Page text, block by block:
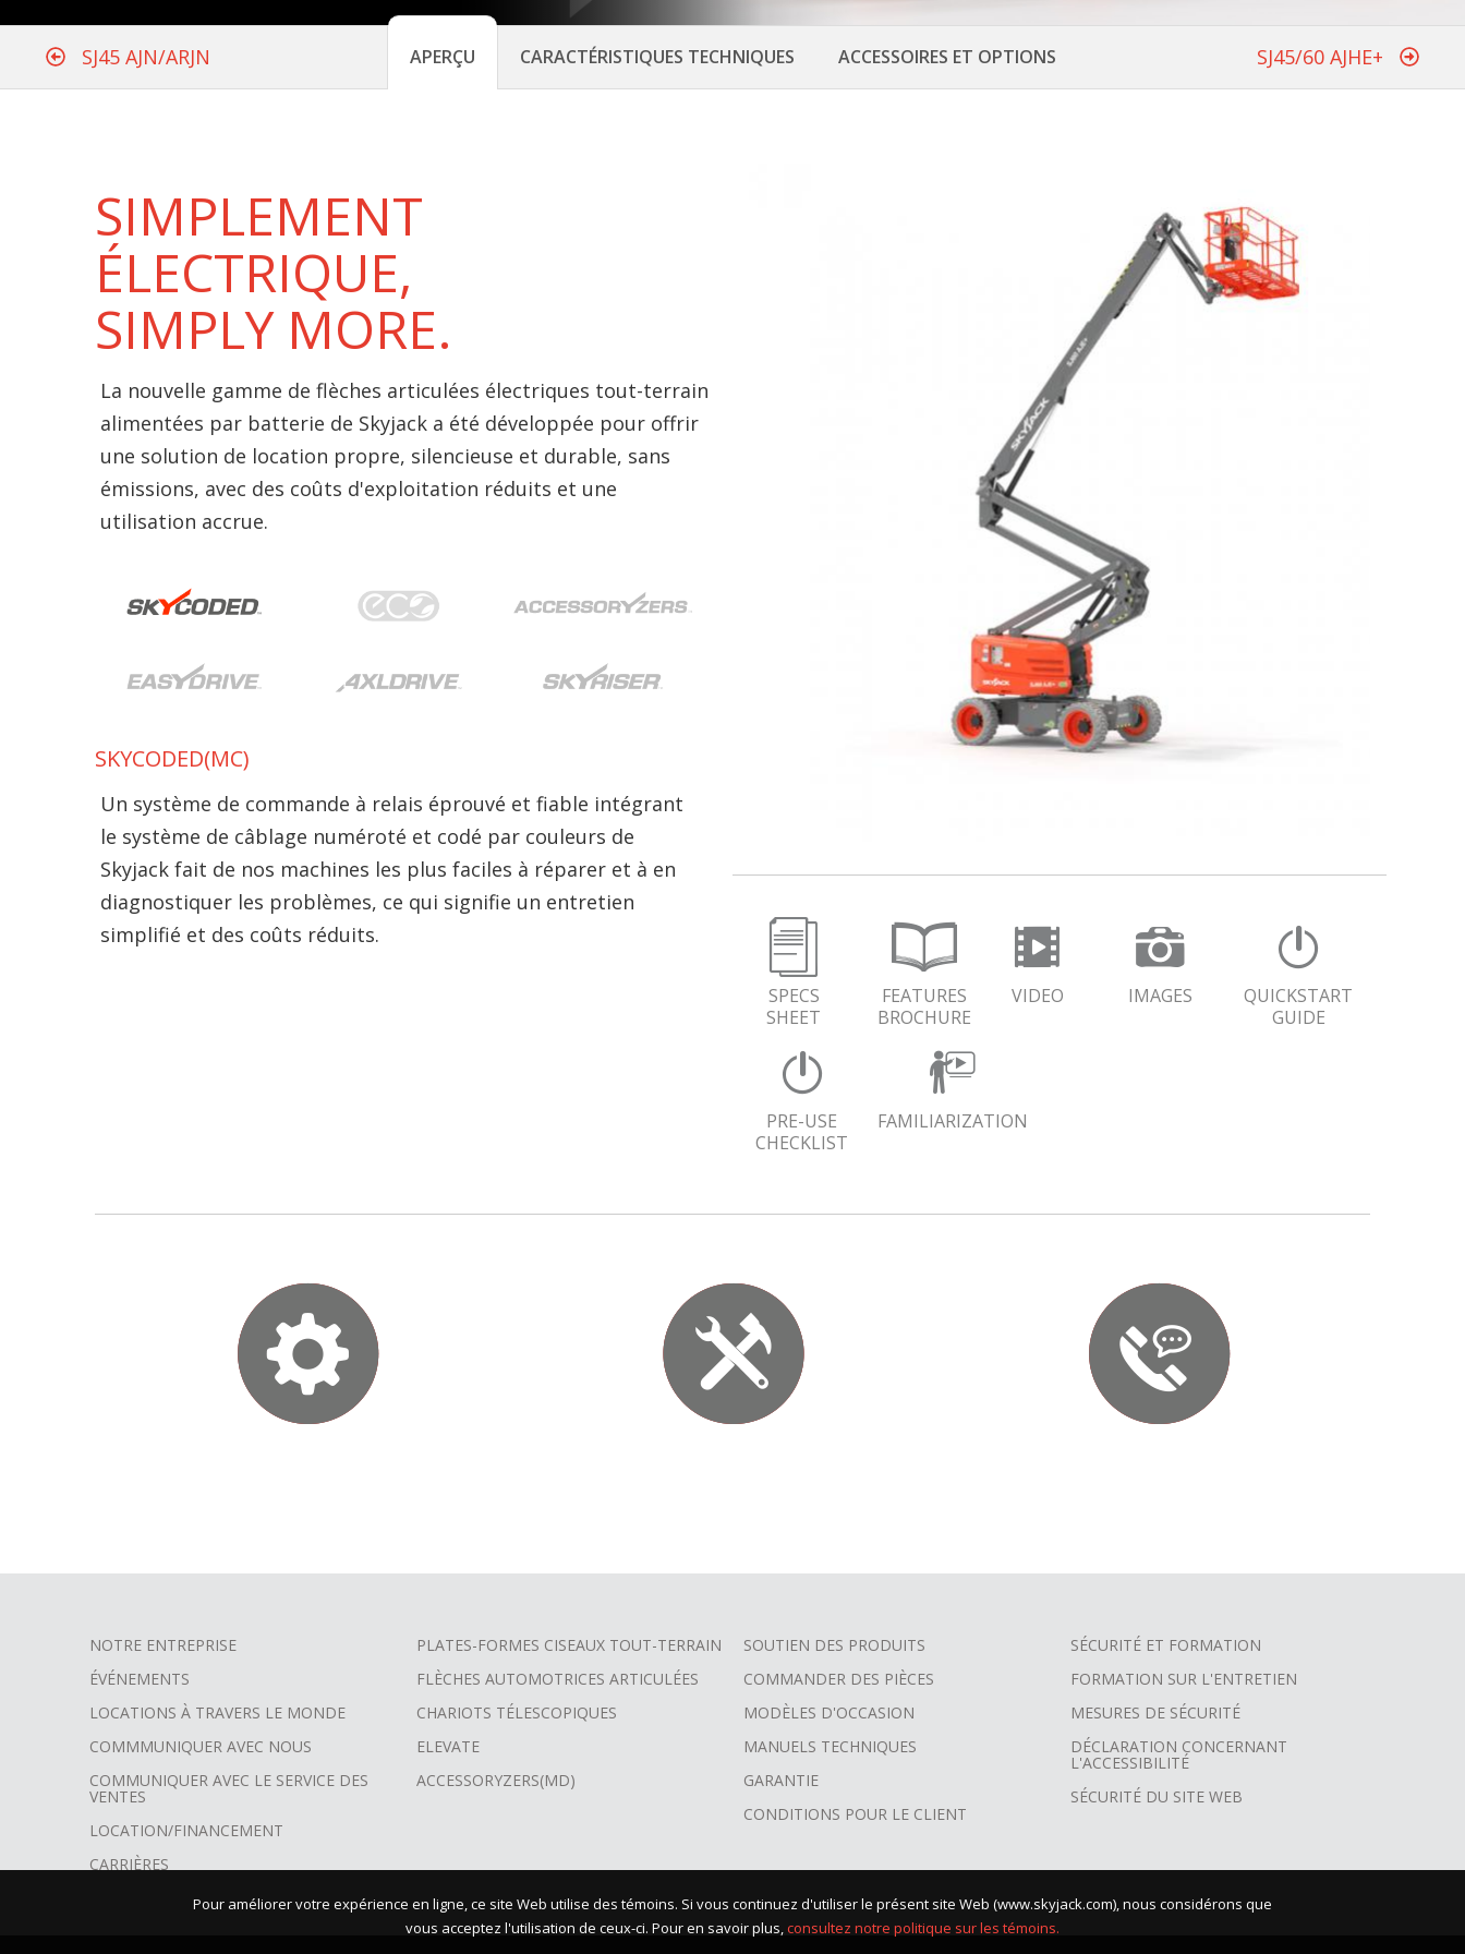
SJ45 AJN/ARJN APERÇU CARACTÉRISTIQUES TECHNIQUES ACCESSOIRES ET OPTIONS SJ45/60 AJHE+
SIMPLEMENT
ÉLECTRIQUE,
SIMPLY MORE.
La nouvelle gamme de flèches articulées électriques tout-terrain
alimentées par batterie de Skyjack a été développée pour offrir
une solution de location propre, silencieuse et durable, sans
émissions, avec des coûts d'exploitation réduits et une
utilisation accrue.
SKYCODED(MC)
Un système de commande à relais éprouvé et fiable intégrant
le système de câblage numéroté et codé par couleurs de
Skyjack fait de nos machines les plus faciles à réparer et à en
diagnostiquer les problèmes, ce qui signifie un entretien
simplifié et des coûts réduits.
SPECS
SHEET
FEATURES
BROCHURE
VIDEO IMAGES
QUICKSTART
GUIDE
PRE-USE
CHECKLIST
FAMILIARIZATION
FOOTER
MENU
NOTRE ENTREPRISE
ÉVÉNEMENTS
LOCATIONS À TRAVERS LE MONDE
COMMMUNIQUER AVEC NOUS
COMMUNIQUER AVEC LE SERVICE DES
VENTES
LOCATION/FINANCEMENT
CARRIÈRES
PLATES-FORMES CISEAUX TOUT-TERRAIN
FLÈCHES AUTOMOTRICES ARTICULÉES
CHARIOTS TÉLESCOPIQUES
ELEVATE
ACCESSORYZERS(MD)
SOUTIEN DES PRODUITS
COMMANDER DES PIÈCES
MODÈLES D'OCCASION
MANUELS TECHNIQUES
GARANTIE
CONDITIONS POUR LE CLIENT
SÉCURITÉ ET FORMATION
FORMATION SUR L'ENTRETIEN
MESURES DE SÉCURITÉ
DÉCLARATION CONCERNANT
L'ACCESSIBILITÉ
SÉCURITÉ DU SITE WEB
Pour améliorer votre expérience en ligne, ce site Web utilise des témoins. Si vous continuez d'utiliser le présent site Web (www.skyjack.com), nous considérons que
vous acceptez l'utilisation de ceux-ci. Pour en savoir plus,consultez notre politique sur les témoins.